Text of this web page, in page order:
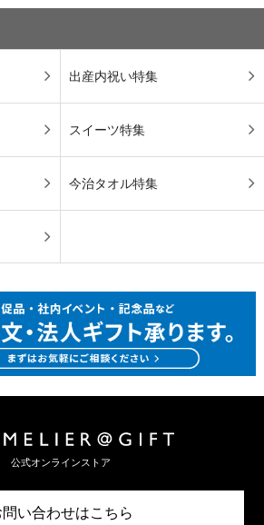
出産内祝い特集
スイーツ特集
今治タオル特集
公式オンラインストア
問い合わせはこちら